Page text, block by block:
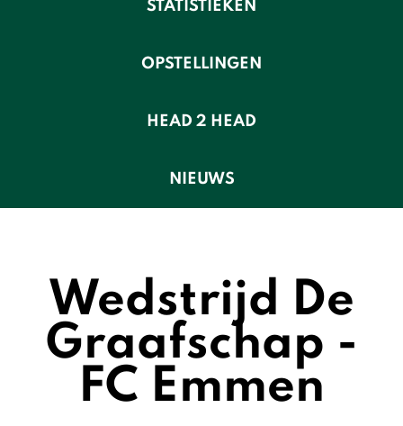
STATISTIEKEN
OPSTELLINGEN
HEAD 2 HEAD
NIEUWS
Wedstrijd De
Graafschap -
FC Emmen